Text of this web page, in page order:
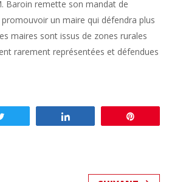
Baroin remette son mandat de
promouvoir un maire qui défendra plus
maires sont issus de zones rurales
rarement représentées et défendues